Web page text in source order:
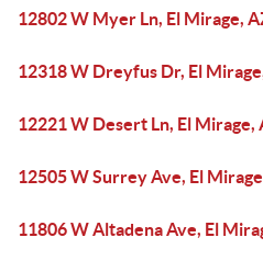
12802 W Myer Ln, El Mirage,
12318 W Dreyfus Dr, El
12221 W Desert Ln, El Mirage,
12505 W Surrey Ave, El
11806 W Altadena Ave, El